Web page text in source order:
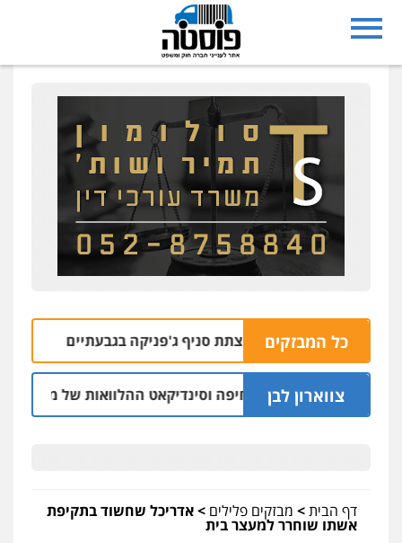
כל המבזקים
בחשד למעורבות בהצתת סניף ג'פניקה בגבעתיים 06.08 | 22:58
צווארון לבן
יו"ר ש"ס לשעבר בחיפה וסינדיקאט ההלוואות של משפחת
דף הבית> מבזקים פלילים >אדריכל שחשוד בתקיפת
אשתו שוחרר למעצר בית